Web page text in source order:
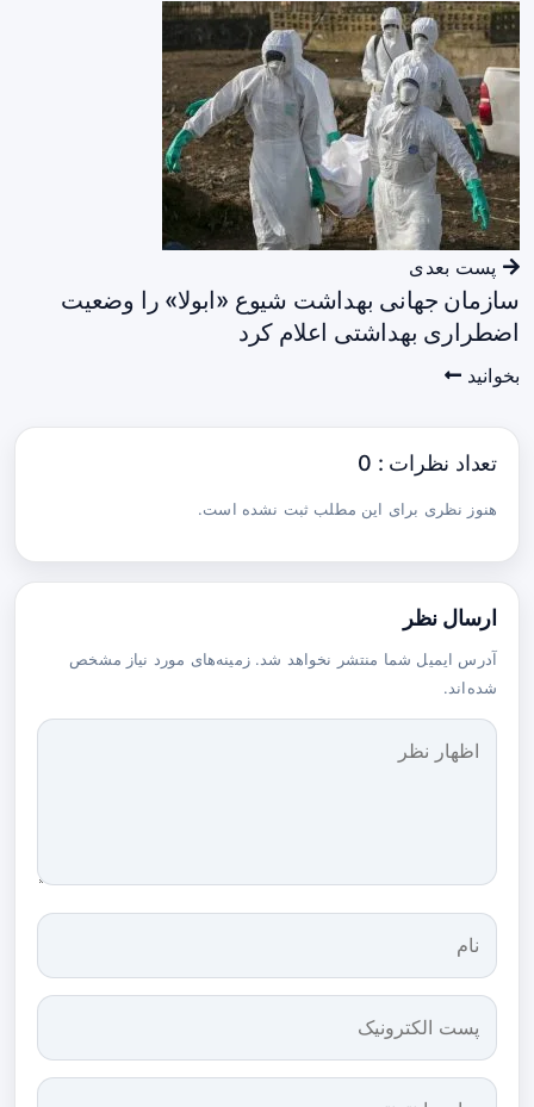
پست بعدی
سازمان جهانی بهداشت شیوع «ابولا» را وضعیت
اضطراری بهداشتی اعلام کرد
بخوانید
تعداد نظرات : 0
هنوز نظری برای این مطلب ثبت نشده است.
ارسال نظر
آدرس ایمیل شما منتشر نخواهد شد. زمینه‌های مورد نیاز مشخص
شده‌اند.